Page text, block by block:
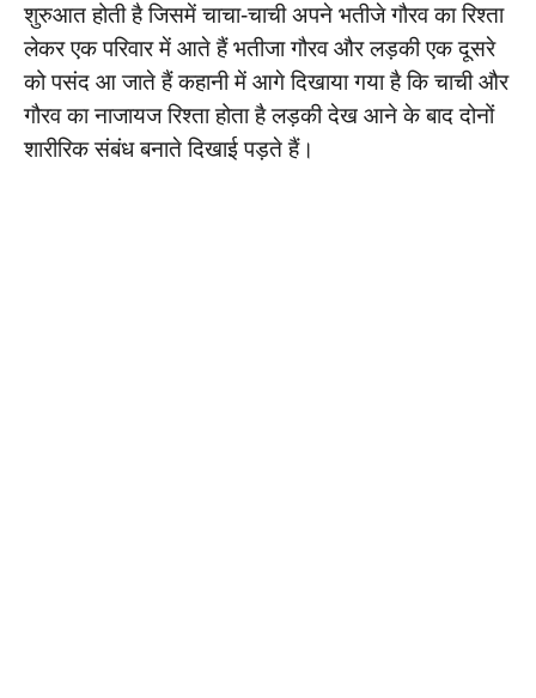
शुरुआत होती है जिसमें चाचा-चाची अपने भतीजे गौरव का रिश्ता
लेकर एक परिवार में आते हैं भतीजा गौरव और लड़की एक दूसरे
को पसंद आ जाते हैं कहानी में आगे दिखाया गया है कि चाची और
गौरव का नाजायज रिश्ता होता है लड़की देख आने के बाद दोनों
शारीरिक संबंध बनाते दिखाई पड़ते हैं।